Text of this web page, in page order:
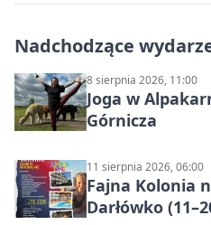
Nadchodzące
8 sierpnia 2026, 11:00
Joga w
Górnicza
11 sierpnia 2026, 06:00
Fajna Kolonia
Darłówko